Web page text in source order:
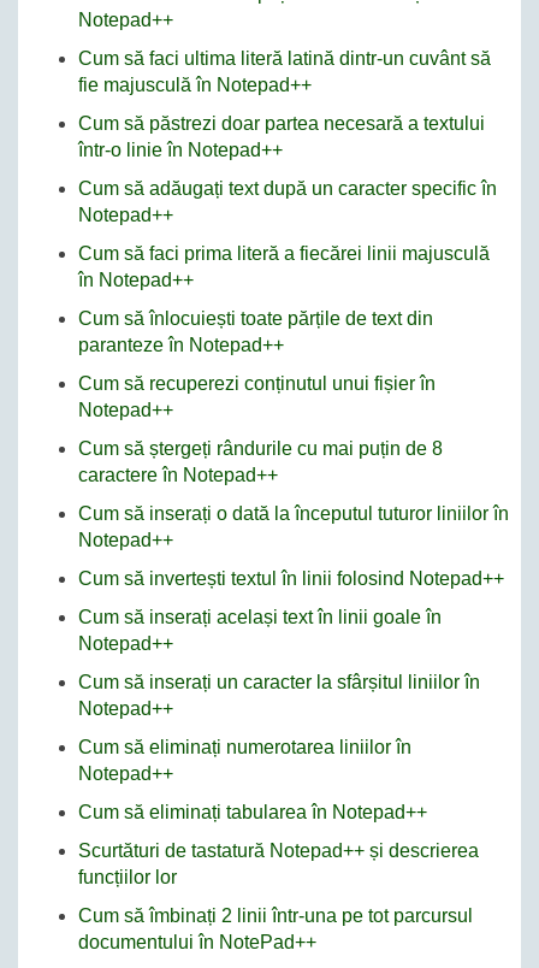
Notepad++
Cum să faci ultima literă latină dintr-un cuvânt să
fie majusculă în Notepad++
Cum să păstrezi doar partea necesară a textului
într-o linie în Notepad++
Cum să adăugați text după un caracter specific în
Notepad++
Cum să faci prima literă a fiecărei linii majusculă
în Notepad++
Cum să înlocuiești toate părțile de text din
paranteze în Notepad++
Cum să recuperezi conținutul unui fișier în
Notepad++
Cum să ștergeți rândurile cu mai puțin de 8
caractere în Notepad++
Cum să inserați o dată la începutul tuturor liniilor în
Notepad++
Cum să invertești textul în linii folosind Notepad++
Cum să inserați același text în linii goale în
Notepad++
Cum să inserați un caracter la sfârșitul liniilor în
Notepad++
Cum să eliminați numerotarea liniilor în
Notepad++
Cum să eliminați tabularea în Notepad++
Scurtături de tastatură Notepad++ și descrierea
funcțiilor lor
Cum să îmbinați 2 linii într-una pe tot parcursul
documentului în NotePad++